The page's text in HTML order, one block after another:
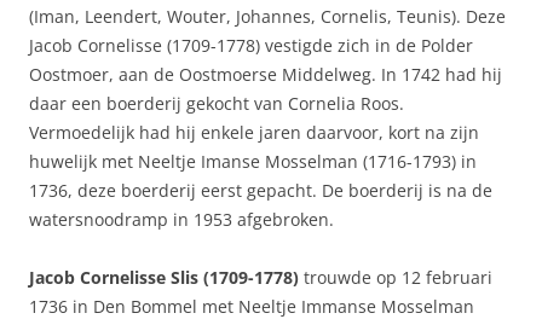
(Iman, Leendert, Wouter, Johannes, Cornelis, Teunis). Deze
Jacob Cornelisse (1709-1778) vestigde zich in de Polder
Oostmoer, aan de Oostmoerse Middelweg. In 1742 had hij
daar een boerderij gekocht van Cornelia Roos.
Vermoedelijk had hij enkele jaren daarvoor, kort na zijn
huwelijk met Neeltje Imanse Mosselman (1716-1793) in
1736, deze boerderij eerst gepacht. De boerderij is na de
watersnoodramp in 1953 afgebroken.
Jacob Cornelisse Slis (1709-1778) trouwde op 12 februari
1736 in Den Bommel met Neeltje Immanse Mosselman